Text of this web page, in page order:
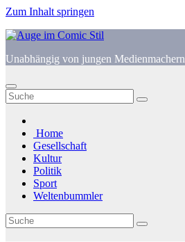
Zum Inhalt springen
Unabhängig von jungen Medienmachern
Home
Gesellschaft
Kultur
Politik
Sport
Weltenbummler